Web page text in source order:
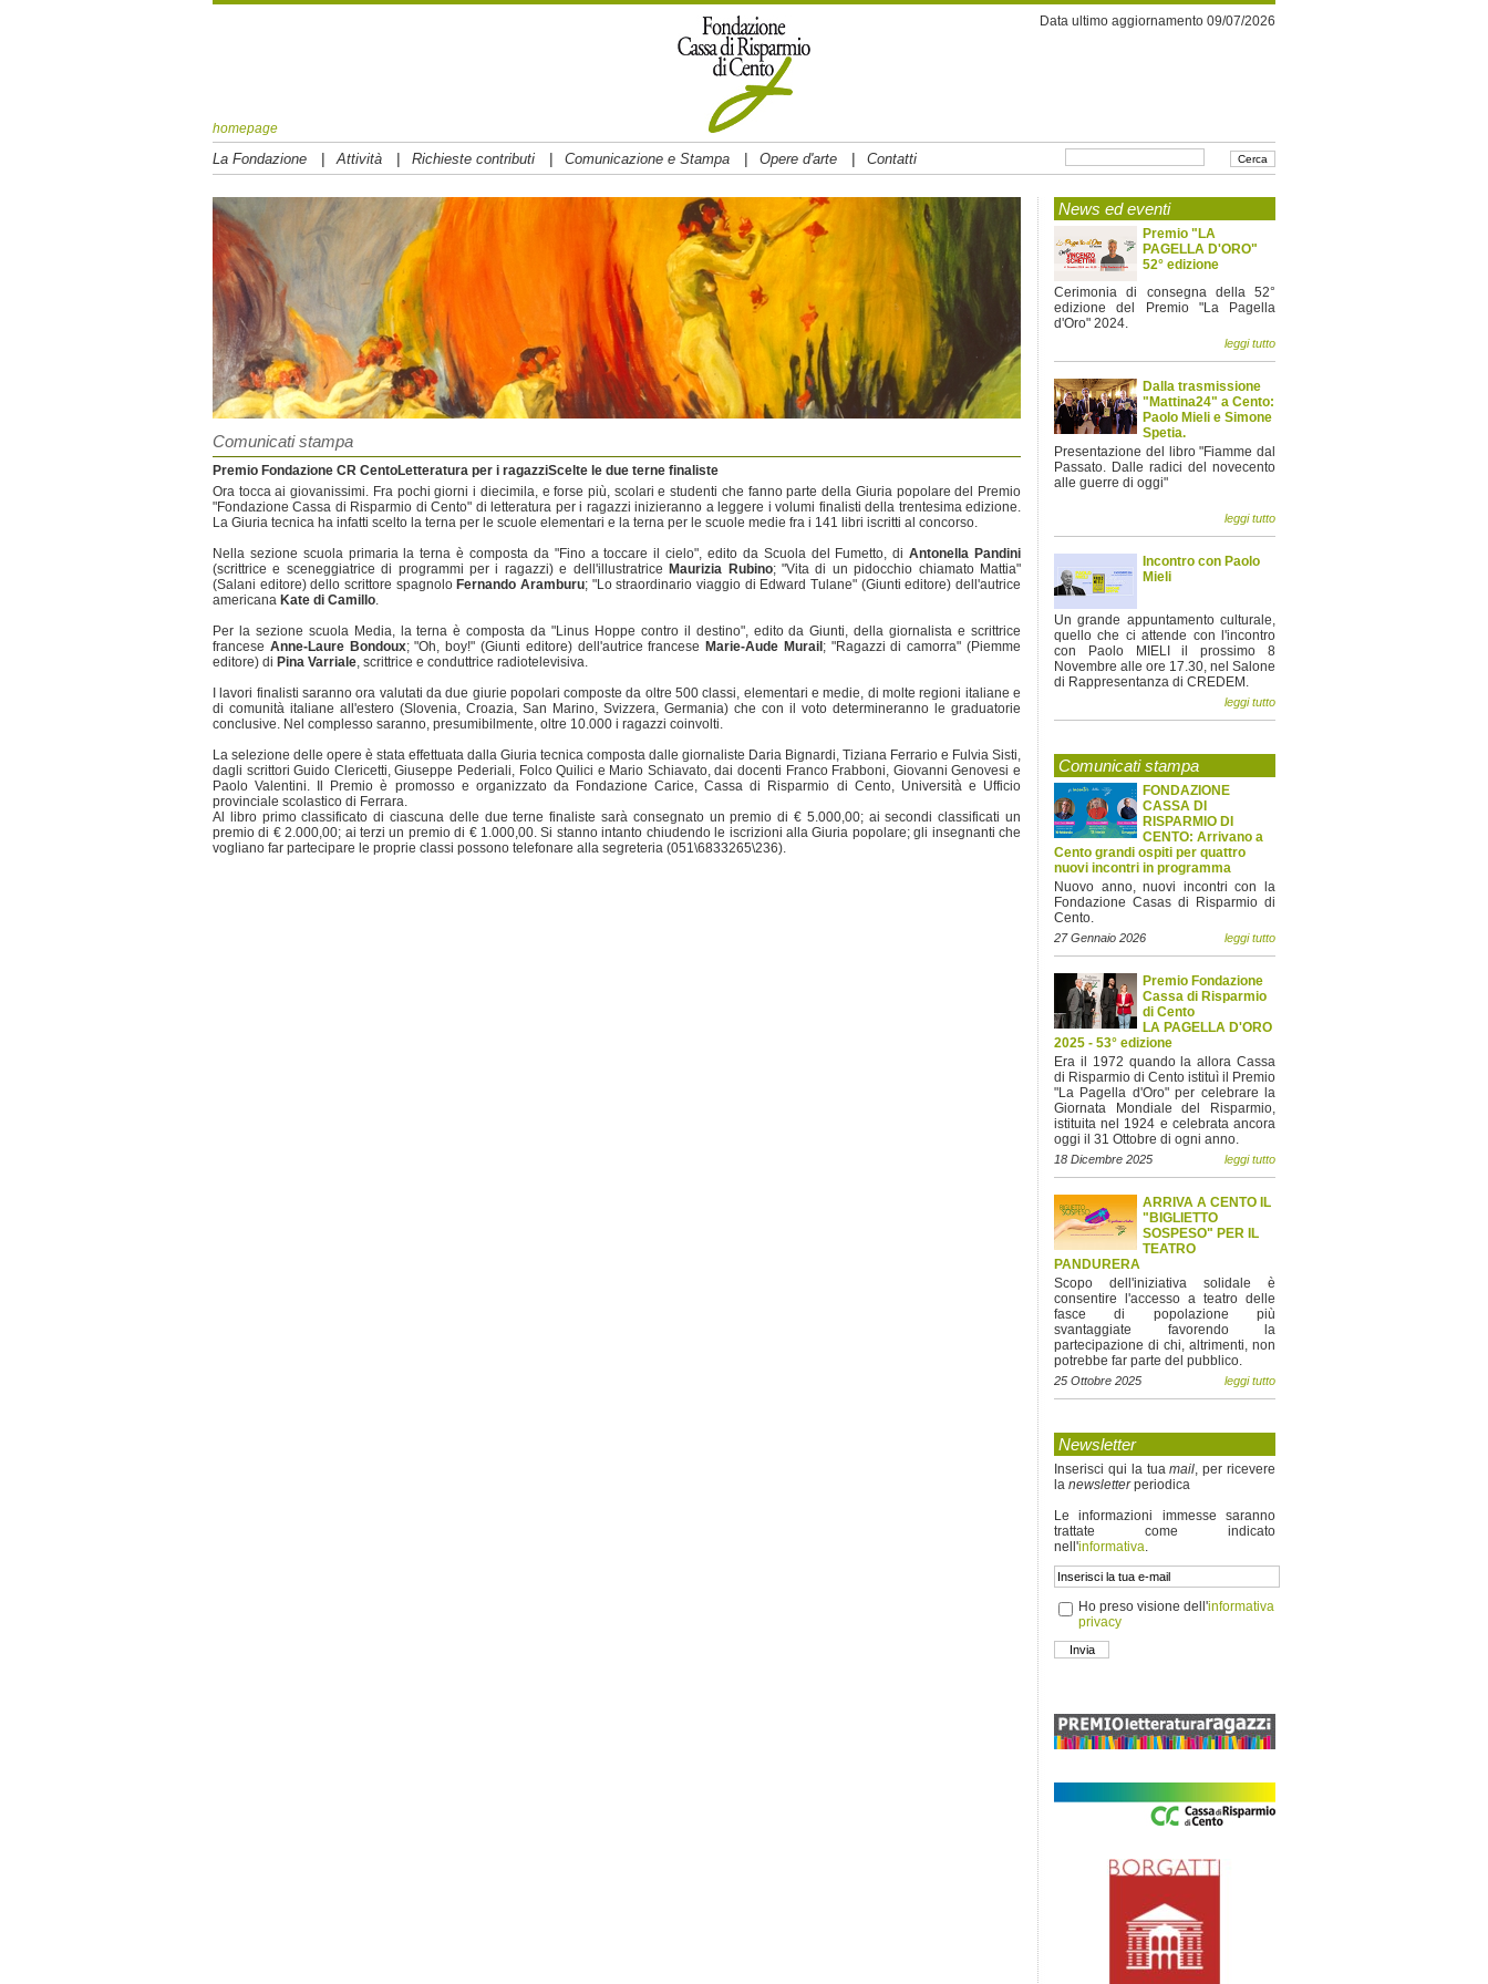
homepage
Data ultimo aggiornamento 09/07/2026
La Fondazione | Attività | Richieste contributi | Comunicazione e Stampa | Opere d'arte | Contatti
Comunicati stampa
Premio Fondazione CR CentoLetteratura per i ragazziScelte le due terne finaliste
Ora tocca ai giovanissimi. Fra pochi giorni i diecimila, e forse più, scolari e studenti che fanno parte della Giuria popolare del Premio
"Fondazione Cassa di Risparmio di Cento" di letteratura per i ragazzi inizieranno a leggere i volumi finalisti della trentesima edizione.
La Giuria tecnica ha infatti scelto la terna per le scuole elementari e la terna per le scuole medie fra i 141 libri iscritti al concorso.
Nella sezione scuola primaria la terna è composta da "Fino a toccare il cielo", edito da Scuola del Fumetto, diAntonella Pandini
(scrittrice e sceneggiatrice di programmi per i ragazzi) e dell'illustratrice Maurizia Rubino; "Vita di un pidocchio chiamato Mattia"
(Salani editore) dello scrittore spagnolo Fernando Aramburu; "Lo straordinario viaggio di Edward Tulane" (Giunti editore) dell'autrice
americana Kate di Camillo.
Per la sezione scuola Media, la terna è composta da "Linus Hoppe contro il destino", edito da Giunti, della giornalista e scrittrice
francese Anne-Laure Bondoux; "Oh, boy!" (Giunti editore) dell'autrice francese Marie-Aude Murail ; "Ragazzi di camorra" (Piemme
editore) di Pina Varriale, scrittrice e conduttrice radiotelevisiva.
I lavori finalisti saranno ora valutati da due giurie popolari composte da oltre 500 classi, elementari e medie, di molte regioni italiane e
di comunità italiane all'estero (Slovenia, Croazia, San Marino, Svizzera, Germania) che con il voto determineranno le graduatorie
conclusive. Nel complesso saranno, presumibilmente, oltre 10.000 i ragazzi coinvolti.
La selezione delle opere è stata effettuata dalla Giuria tecnica composta dalle giornaliste Daria Bignardi, Tiziana Ferrario e Fulvia Sisti,
dagli scrittori Guido Clericetti, Giuseppe Pederiali, Folco Quilici e Mario Schiavato, dai docenti Franco Frabboni, Giovanni Genovesi e
Paolo Valentini. Il Premio è promosso e organizzato da Fondazione Carice, Cassa di Risparmio di Cento, Università e Ufficio
provinciale scolastico di Ferrara.
Al libro primo classificato di ciascuna delle due terne finaliste sarà consegnato un premio di € 5.000,00; ai secondi classificati un
premio di € 2.000,00; ai terzi un premio di € 1.000,00. Si stanno intanto chiudendo le iscrizioni alla Giuria popolare; gli insegnanti che
vogliano far partecipare le proprie classi possono telefonare alla segreteria (051\6833265\236).
News ed eventi
Premio "LA
PAGELLA D'ORO"
52° edizione
Cerimonia di consegna della 52°
edizione del Premio "La Pagella
d'Oro" 2024.
leggi tutto
Dalla trasmissione
"Mattina24" a Cento:
Paolo Mieli e Simone
Spetia.
Presentazione del libro "Fiamme dal
Passato. Dalle radici del novecento
alle guerre di oggi"
leggi tutto
Incontro con Paolo
Mieli
Un grande appuntamento culturale,
quello che ci attende con l'incontro
con Paolo MIELI il prossimo 8
Novembre alle ore 17.30, nel Salone
di Rappresentanza di CREDEM.
leggi tutto
Comunicati stampa
FONDAZIONE
CASSA DI
RISPARMIO DI
CENTO: Arrivano a
Cento grandi ospiti per quattro
nuovi incontri in programma
Nuovo anno, nuovi incontri con la
Fondazione Casas di Risparmio di
Cento.
27 Gennaio 2026 leggi tutto
Premio Fondazione
Cassa di Risparmio
di Cento
LA PAGELLA D'ORO
2025 - 53° edizione
Era il 1972 quando la allora Cassa
di Risparmio di Cento istituì il Premio
"La Pagella d'Oro" per celebrare la
Giornata Mondiale del Risparmio,
istituita nel 1924 e celebrata ancora
oggi il 31 Ottobre di ogni anno.
18 Dicembre 2025 leggi tutto
ARRIVA A CENTO IL
"BIGLIETTO
SOSPESO" PER IL
TEATRO
PANDURERA
Scopo dell'iniziativa solidale è
consentire l'accesso a teatro delle
fasce di popolazione più
svantaggiate favorendo la
partecipazione di chi, altrimenti, non
potrebbe far parte del pubblico.
25 Ottobre 2025 leggi tutto
Newsletter
Inserisci qui la tuamail, per ricevere
la newsletterperiodica
Le informazioni immesse saranno
trattate come indicato
nell'informativa.
Ho preso visione dell'informativa
privacy